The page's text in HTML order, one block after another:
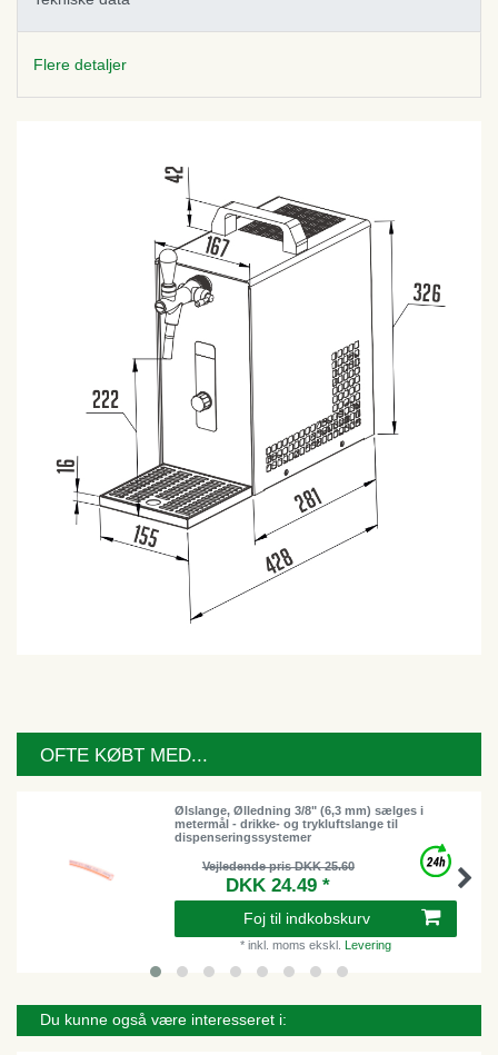
Flere detaljer
OFTE KØBT MED...
Ølslange, Ølledning 3/8" (6,3 mm) sælges i
metermål - drikke- og trykluftslange til
dispenseringssystemer
Vejledende pris DKK 25.60
DKK 24.49 *
Foj til indkobskurv
* inkl. moms ekskl. Levering
Du kunne også være interesseret i: